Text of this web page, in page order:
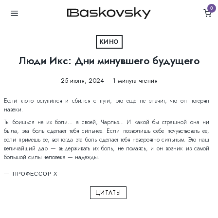
0
КИНО
Люди Икс: Дни минувшего будущего
25 июня, 2024 1 минута чтения
Если кто-то оступился и сбился с пути, это ещё не значит, что он потерян
навеки.
Ты боишься не их боли… а своей, Чарльз… И какой бы страшной она ни
была, эта боль сделает тебя сильнее. Если позволишь себе почувствовать ее,
если примешь ее, вот тогда эта боль сделает тебя невероятно сильным. Это наш
величайший дар — выдерживать их боль, не ломаясь, и он возник из самой
большой силы человека — надежды.
ПРОФЕССОР Х
ЦИТАТЫ